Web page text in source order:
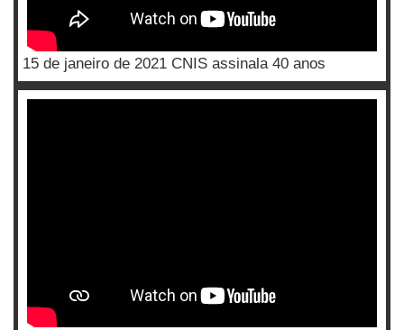
15 de janeiro de 2021 CNIS assinala 40 anos